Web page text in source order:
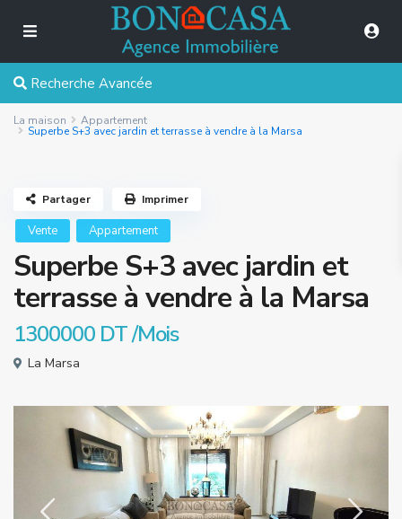
Recherche Avancée
La maison Appartement
Superbe S+3 avec jardin et terrasse à vendre à la Marsa
Vente Appartement
Superbe S+3 avec jardin et
terrasse à vendre à la Marsa
1300000 DT/Mois
La Marsa
Partager Imprimer